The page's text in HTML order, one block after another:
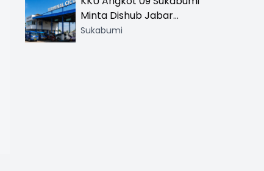
Minta Dishub Jabar
Tertibkan Trayek Ciawi-
Sukabumi